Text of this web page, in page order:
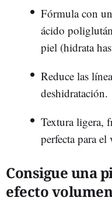
Fórmula con
ácido
piel (hidrata
Reduce las
deshidratación.
Textura ligera,
perfecta para el
Consigue una
efecto volumen